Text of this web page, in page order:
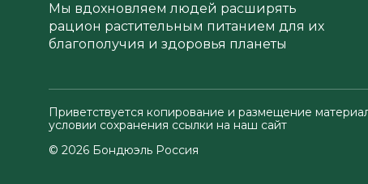
Мы вдохновляем людей расширять
рацион растительным питанием для их
благополучия и здоровья планеты
Приветствуется копирование и размещение
условии сохранения ссылки на наш сайт
© 2026 Бондюэль Россия